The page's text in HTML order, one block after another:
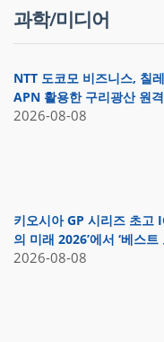
과학/미디어
NTT 도코모 비즈니스, 칠
APN 활용한 구리광산 원
2026-08-08
키오시아 GP 시리즈 초고
의 미래 2026’에서 ‘베스트
2026-08-08